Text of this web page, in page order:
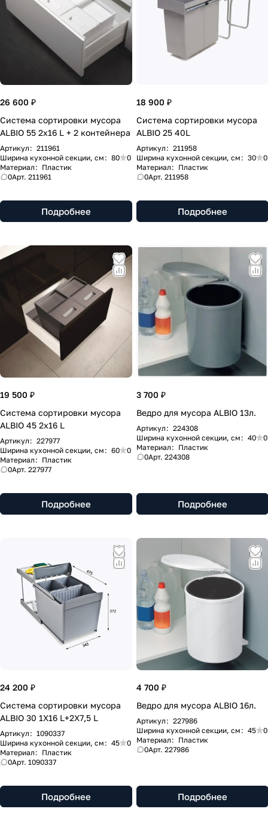
26 600 ₽
Система сортировки мусора
ALBIO 55 2x16 L + 2 контейнера
0
0Арт. 211961
Артикул : 211961
Ширина кухонной секции, см : 80
Материал : Пластик
Подробнее
18 900 ₽
Система сортировки мусора
ALBIO 25 40L
0
0Арт. 211958
Артикул : 211958
Ширина кухонной секции, см : 30
Материал : Пластик
Подробнее
19 500 ₽
Система сортировки мусора
ALBIO 45 2x16 L
0
0Арт. 227977
Артикул : 227977
Ширина кухонной секции, см : 60
Материал : Пластик
Подробнее
3 700 ₽
Ведро для мусора ALBIO 13л.
0
0Арт. 224308
Артикул : 224308
Ширина кухонной секции, см : 40
Материал : Пластик
Подробнее
24 200 ₽
Система сортировки мусора
ALBIO 30 1X16 L+2X7,5 L
0
0Арт. 1090337
Артикул : 1090337
Ширина кухонной секции, см : 45
Материал : Пластик
Подробнее
4 700 ₽
Ведро для мусора ALBIO 16л.
0
0Арт. 227986
Артикул : 227986
Ширина кухонной секции, см : 45
Материал : Пластик
Подробнее